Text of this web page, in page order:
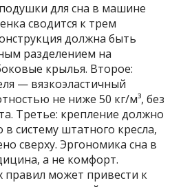
для сна в машине
сводится к трем
должна быть
разделением на
крылья. Второе:
— вязкоэластичный
не ниже 50 кг/м³, без
Третье: крепление должно
систему штатного кресла,
сверху. Эргономика сна в
а не комфорт.
правил может привести к